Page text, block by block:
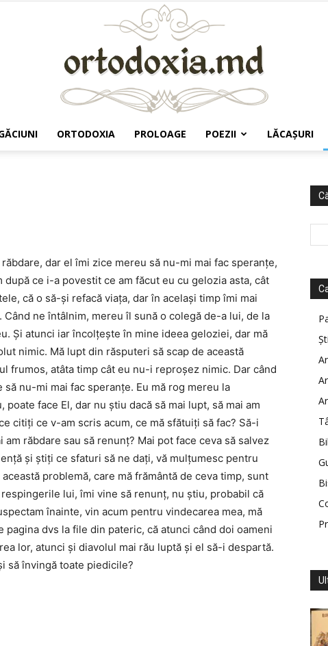
ORTODOXIA PROLOAGE POEZII LĂCAŞURI
dar el îmi zice mereu să nu-mi mai fac speranţe,
după ce i-a povestit ce am făcut eu cu gelozia asta, cât
că o să-şi refacă viaţa, dar în acelaşi timp îmi mai
ne întâlnim, mereu îl sună o colegă de-a lui, de la
Şi atunci iar încolţeşte în mine ideea geloziei, dar mă
nimic. Mă lupt din răsputeri să scap de această
frumos, atâta timp cât eu nu-i reproşez nimic. Dar când
nu-mi mai fac speranţe. Eu mă rog mereu la
face El, dar nu ştiu dacă să mai lupt, să mai am
citiţi ce v-am scris acum, ce mă sfătuiţi să fac? Să-i
răbdare sau să renunţ? Mai pot face ceva să salvez
şi ştiţi ce sfaturi să ne daţi, vă mulţumesc pentru
problemă, care mă frământă de ceva timp, sunt
lui, îmi vine să renunţ, nu ştiu, probabil că
înainte, vin acum pentru vindecarea mea, mă
dvs la file din pateric, că atunci când doi oameni
lor, atunci şi diavolul mai rău luptă şi el să-i despartă.
să învingă toate piedicile?